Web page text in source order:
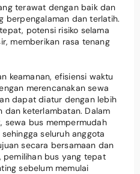
terawat dengan baik dan
berpengalaman dan terlatih.
potensi risiko selama
memberikan rasa tenang
keamanan, efisiensi waktu
merencanakan sewa
dapat diatur dengan lebih
dan keterlambatan. Dalam
sewa bus mempermudah
seluruh anggota
secara bersamaan dan
pemilihan bus yang tepat
sebelum memulai